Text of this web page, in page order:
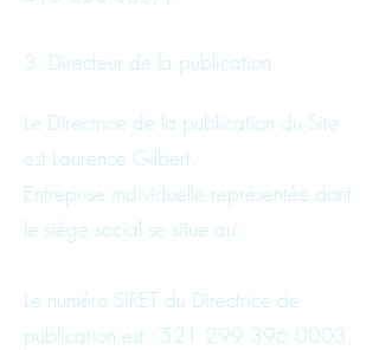
3. Directeur de la publication
Le Directrice de la publication du Site
est Laurence Gilbert.
Entreprise individuelle représentée dont
le siège social se situe au :
Le numéro SIRET du Directrice de
publication est : 521 299 396 0003.